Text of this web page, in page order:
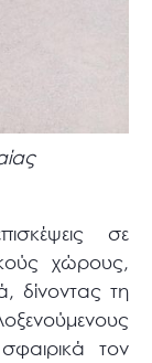
σε
χώρους,
δίνοντας τη
τον